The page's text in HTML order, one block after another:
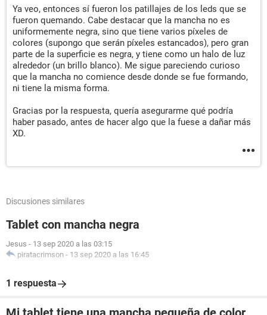
Ya veo, entonces sí fueron los patillajes de los leds que se
fueron quemando. Cabe destacar que la mancha no es
uniformemente negra, sino que tiene varios píxeles de
colores (supongo que serán píxeles estancados), pero gran
parte de la superficie es negra, y tiene como un halo de luz
alrededor (un brillo blanco). Me sigue pareciendo curioso
que la mancha no comience desde donde se fue formando,
ni tiene la misma forma.
Gracias por la respuesta, quería asegurarme qué podría
haber pasado, antes de hacer algo que la fuese a dañar más
XD.
Discusiones similares
Tablet con mancha negra
Jesus - 13 sep 2020 a las 03:15
piratacrimson - 13 sep 2020 a las 16:45
1 respuesta